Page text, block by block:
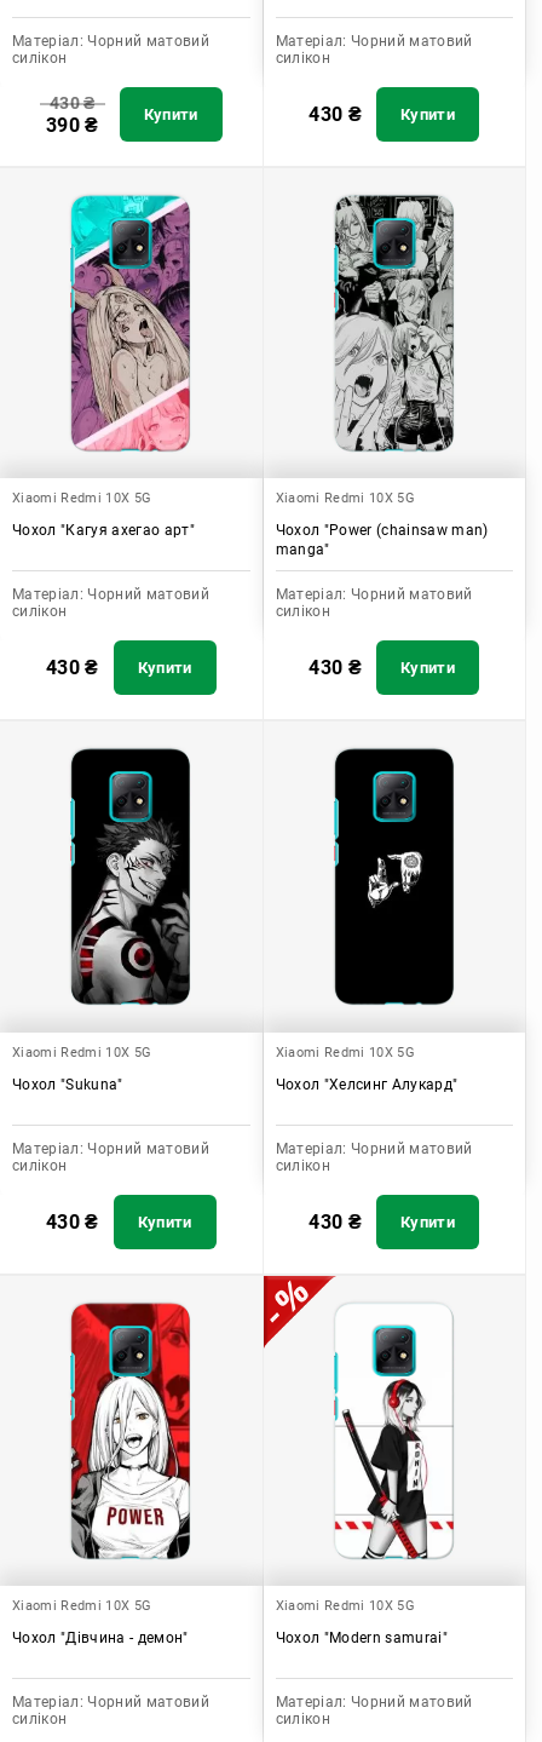
Матеріал: Чорний матовий
силікон
430₴
390₴ Купити
Матеріал: Чорний матовий
силікон
430 ₴ Купити
Xiaomi Redmi 10X 5G
Чохол "Кагуя ахегао арт"
Матеріал: Чорний матовий
силікон
430₴ Купити
Xiaomi Redmi 10X 5G
Чохол "Power (chainsaw man)
manga"
Матеріал: Чорний матовий
силікон
430 ₴ Купити
Xiaomi Redmi 10X 5G
Чохол "Sukuna"
Матеріал: Чорний матовий
силікон
430₴ Купити
Xiaomi Redmi 10X 5G
Чохол "Хелсинг Алукард"
Матеріал: Чорний матовий
силікон
430 ₴ Купити
Xiaomi Redmi 10X 5G
Чохол "Дівчина - демон"
Матеріал: Чорний матовий
силікон
Xiaomi Redmi 10X 5G
Чохол "Modern samurai"
Матеріал: Чорний матовий
силікон